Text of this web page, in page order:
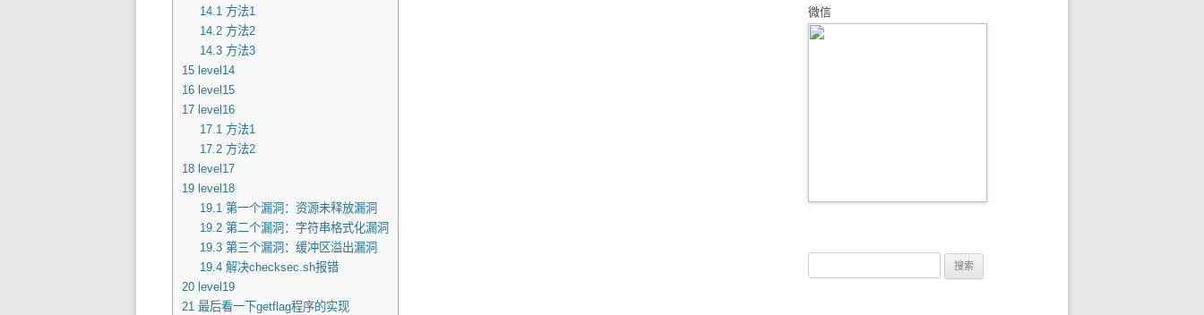
14.1方法1
14.2方法2
14.3方法3
15 level14
16 level15
17 level16
17.1方法1
17.2方法2
18 level17
19 level18
19.1第一个漏洞：资源未释放漏洞
19.2第二个漏洞：字符串格式化漏洞
19.3第三个漏洞：缓冲区溢出漏洞
19.4解决checksec.sh报错
20 level19
21 最后看一下getflag程序的实现
微信